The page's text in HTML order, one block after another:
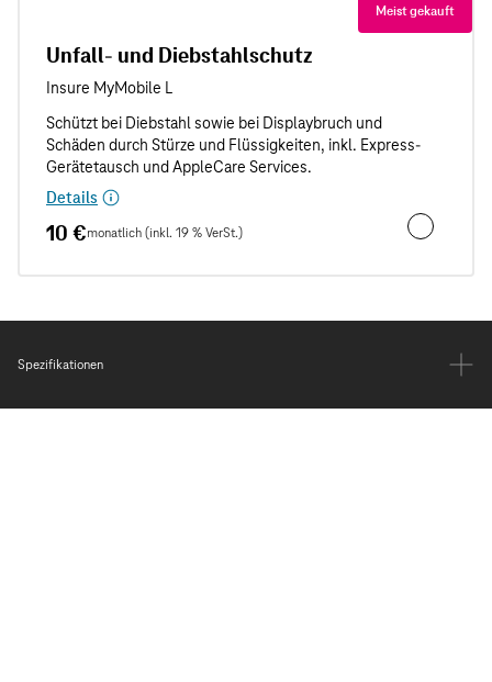
Meist gekauft
Unfall- und Diebstahlschutz
Details
10 €monatlich (inkl. 19 % VerSt.) Unfall- und
Spezifikationen